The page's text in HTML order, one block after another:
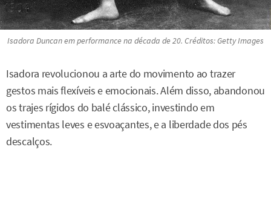
Isadora Duncan em performance na década de 20. Créditos: Getty Images
Isadora revolucionou a arte do movimento ao trazer
gestos mais flexíveis e emocionais. Além disso, abandonou
os trajes rígidos do balé clássico, investindo em
vestimentas leves e esvoaçantes, e a liberdade dos pés
descalços.